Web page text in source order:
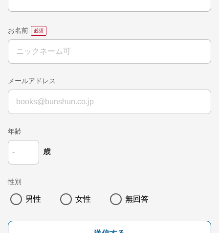
お名前
メールアドレス
年齢
歳
性別
男性 女性 無回答